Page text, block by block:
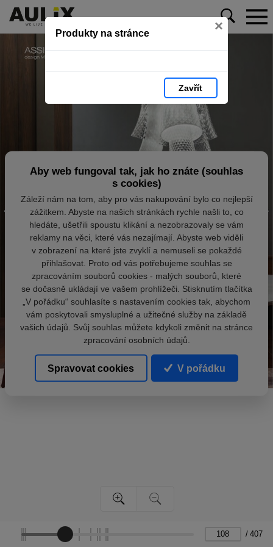
Produkty na stránce ×
Zavřít
/ 407
Aby web fungoval tak, jak ho znáte (souhlas
s cookies)
Záleží nám na tom, aby pro vás nakupování bylo co nejlepší
zážitkem. Abyste na našich stránkách rychle našli to, co
hledáte, ušetřili spoustu klikání a nezobrazovaly se vám
reklamy na věci, které vás nezajímají. Abyste web viděli
v zobrazení na které jste zvyklí a nemuseli se pokaždé
přihlašovat. Proto od vás potřebujeme souhlas se
zpracováním souborů cookies - malých souborů, které
se dočasně ukládají ve vašem prohlížeči. Stisknutím tlačítka
„V pořádku“ souhlasíte s nastavením cookies tak, abychom
vám poskytovali smysluplné a užitečné služby na základě
vašich údajů. Svůj souhlas můžete kdykoli změnit na stránce
zpracování osobních údajů.
Spravovat cookies V pořádku